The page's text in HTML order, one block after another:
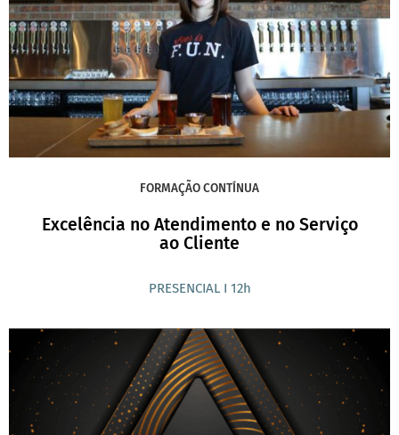
FORMAÇÃO CONTÍNUA
Excelência no Atendimento e no Serviço
ao Cliente
PRESENCIAL I 12h